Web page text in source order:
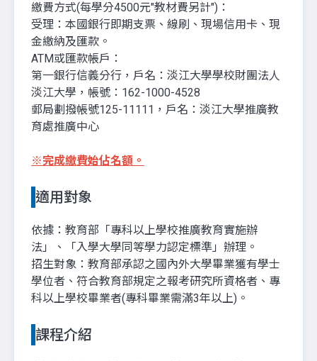
繳費方式(每學分4500元"教材費另計")：
受理：本國銀行即期支票、線刷、現場信用卡、現
金繳納及匯款。
ATM或匯款帳戶：
第一銀行信義分行，戶名：淡江大學學校財團法人
淡江大學，帳號：162-1000-4528
郵局劃撥帳號125-11111，戶名：淡江大學推廣教
育處推廣中心
※完成繳費始佔名額。
適用對象
依據：教育部「專科以上學校推廣教育實施辦
法」、「入學大學同等學力認定標準」辦理。
招生對象：教育部承認之國內外大學畢業獲有學士
學位者、符合教育部規定之報考研究所資格者、專
科以上學校畢業者(專科畢業需滿3年以上)。
課程介紹